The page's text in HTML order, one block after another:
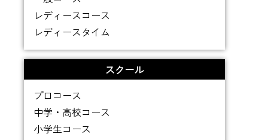
レディースコース
レディースタイム
スクール
プロコース
中学・高校コース
小学生コース